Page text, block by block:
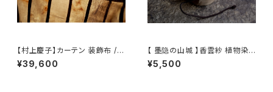
【村上慶子】カーテン 装飾布 /
【sabi-nuno】tablecloth stol
e
¥39,600
【 墨隐の山城 】香雲紗 植物染
仕覆 めカップ袋 【 Ink & Moun
tain Tea Atelier】Tea Cadd
¥5,500